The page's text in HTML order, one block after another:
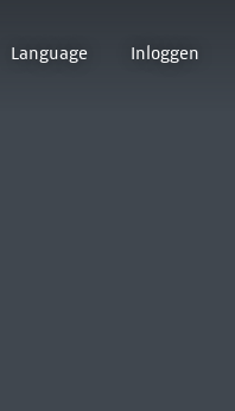
Language Inloggen